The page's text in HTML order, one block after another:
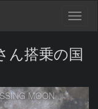
ん搭乗の国
MOON